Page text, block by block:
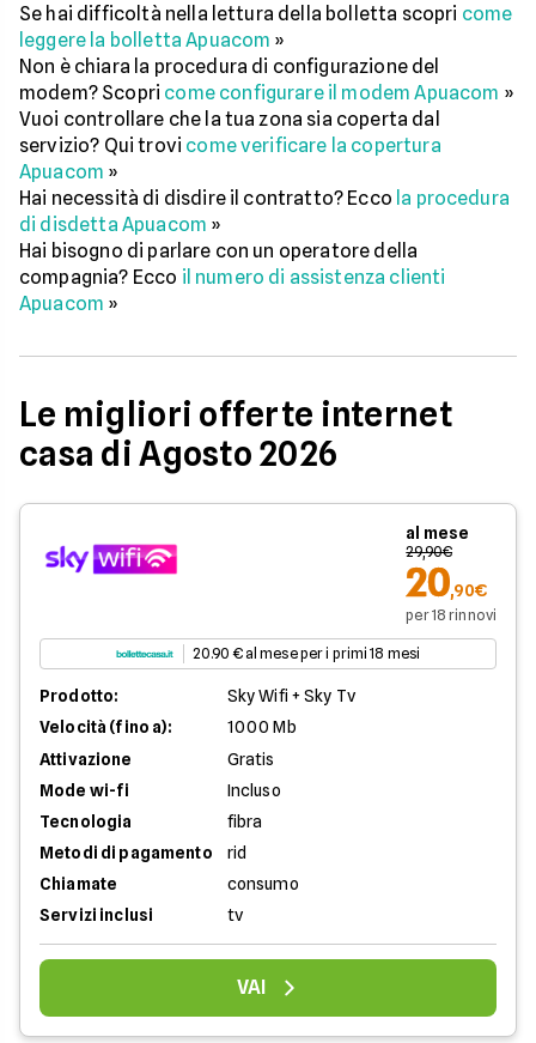
Se hai difficoltà nella lettura della bolletta scopri come
leggere la bolletta Apuacom »
Non è chiara la procedura di configurazione del
modem? Scopri come configurare il modem Apuacom »
Vuoi controllare che la tua zona sia coperta dal
servizio? Qui trovi come verificare la copertura
Apuacom »
Hai necessità di disdire il contratto? Ecco la procedura
di disdetta Apuacom »
Hai bisogno di parlare con un operatore della
compagnia? Ecco il numero di assistenza clienti
Apuacom »
Le migliori offerte internet
casa di Agosto 2026
al mese
29,90€
20,90€
per 18 rinnovi
20.90 € al mese per i primi 18 mesi
Prodotto:
Sky Wifi + Sky Tv
Velocità (fino a):
1000 Mb
Attivazione
Gratis
Mode wi-fi
Incluso
Tecnologia
fibra
Metodi di pagamento
rid
Chiamate
consumo
Servizi inclusi
tv
VAI